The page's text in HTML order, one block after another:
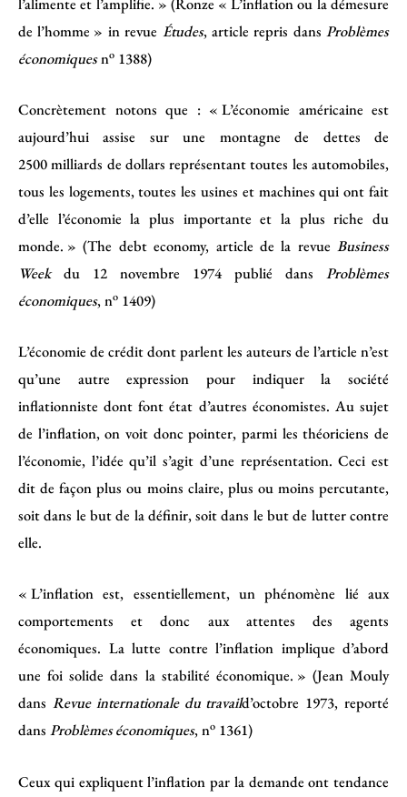
de l’homme » in revue Études, article repris dans Problèmes
économiquesno 1388)
Concrètement notons que : « L’économie américaine est
aujourd’hui assise sur une montagne de dettes de
2500 milliards de dollars représentant toutes les automobiles,
tous les logements, toutes les usines et machines qui ont fait
d’elle l’économie la plus importante et la plus riche du
monde. » (The debt economy, article de la revue Business
Weekdu 12 novembre 1974 publié dans Problèmes
économiques, no 1409)
L’économie de crédit dont parlent les auteurs de l’article n’est
qu’une autre expression pour indiquer la société
inflationniste dont font état d’autres économistes. Au sujet
de l’inflation, on voit donc pointer, parmi les théoriciens de
l’économie, l’idée qu’il s’agit d’une représentation. Ceci est
dit de façon plus ou moins claire, plus ou moins percutante,
soit dans le but de la définir, soit dans le but de lutter contre
elle.
« L’inflation est, essentiellement, un phénomène lié aux
comportements et donc aux attentes des agents
économiques. La lutte contre l’inflation implique d’abord
une foi solide dans la stabilité économique. » (Jean Mouly
dans Revue internationale du travaild’octobre 1973, reporté
dans Problèmes économiques, no 1361)
Ceux qui expliquent l’inflation par la demande ont tendance